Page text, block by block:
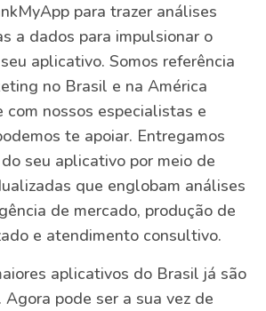
para trazer análises
a dados para impulsionar o
aplicativo. Somos referência
no Brasil e na América
com nossos especialistas e
te apoiar. Entregamos
seu aplicativo por meio de
que englobam análises
de mercado, produção de
e atendimento consultivo.
aplicativos do Brasil já são
pode ser a sua vez de